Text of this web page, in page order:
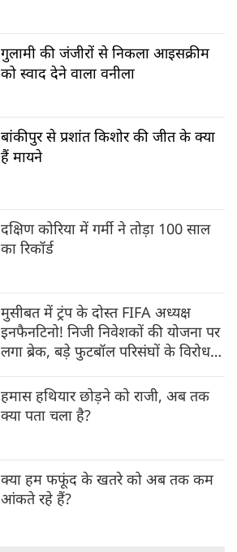
गुलामी की जंजीरों से निकला आइसक्रीम
को स्वाद देने वाला वनीला
बांकीपुर से प्रशांत किशोर की जीत के क्या
हैं मायने
दक्षिण कोरिया में गर्मी ने तोड़ा 100 साल
का रिकॉर्ड
मुसीबत में ट्रंप के दोस्त FIFA अध्यक्ष
इनफैनटिनो! निजी निवेशकों की योजना पर
लगा ब्रेक, बड़े फुटबॉल परिसंघों के विरोध में
हमास हथियार छोड़ने को राजी, अब तक
क्या पता चला है?
क्या हम फफूंद के खतरे को अब तक कम
आंकते रहे हैं?